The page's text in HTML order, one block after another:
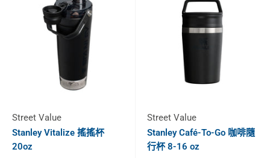
Street Value
Stanley Vitalize 搖搖杯
20oz
Street Value
Stanley Café-To-Go 咖啡隨
行杯 8-16 oz